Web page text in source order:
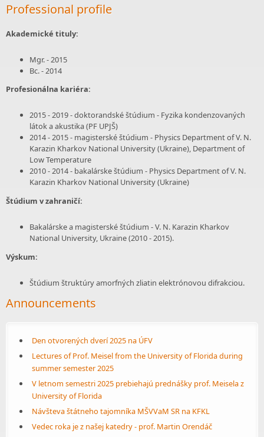
Professional profile
Akademické tituly:
Mgr. - 2015
Bc. - 2014
Profesionálna kariéra:
2015 - 2019 - doktorandské štúdium - Fyzika kondenzovaných
látok a akustika (PF UPJŠ)
2014 - 2015 - magisterské štúdium - Physics Department of V. N.
Karazin Kharkov National University (Ukraine), Department of
Low Temperature
2010 - 2014 - bakalárske štúdium - Physics Department of V. N.
Karazin Kharkov National University (Ukraine)
Štúdium v zahraničí:
Bakalárske a magisterské štúdium - V. N. Karazin Kharkov
National University, Ukraine (2010 - 2015).
Výskum:
Štúdium štruktúry amorfných zliatin elektrónovou difrakciou.
Announcements
Den otvorených dverí 2025 na ÚFV
Lectures of Prof. Meisel from the University of Florida during
summer semester 2025
V letnom semestri 2025 prebiehajú prednášky prof. Meisela z
University of Florida
Návšteva štátneho tajomníka MŠVVaM SR na KFKL
Vedec roka je z našej katedry - prof. Martin Orendáč